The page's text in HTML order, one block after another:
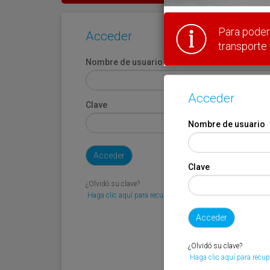
Acceder
Nombre de usuario
Clave
¿Olvidó su clave?
Haga clic aquí para recuperarla.
Para
transporte
Acceder
Nombre de usuario
Clave
¿Olvidó su clave?
Haga clic aquí para